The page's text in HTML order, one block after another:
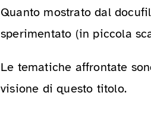
Quanto mostrato dal
sperimentato (in piccola
Le tematiche affrontate
visione di questo titolo.